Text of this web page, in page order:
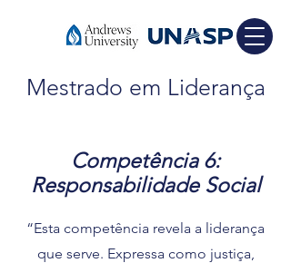
Mestrado em Liderança
Competência 6:
Responsabilidade Social
“Esta competência revela a liderança
que serve. Expressa como justiça,